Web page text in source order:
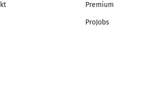
Premium
ProJobs